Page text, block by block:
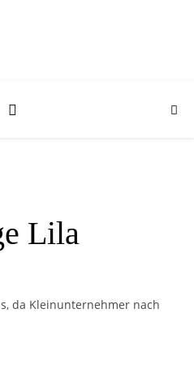
Lila
da Kleinunternehmer nach